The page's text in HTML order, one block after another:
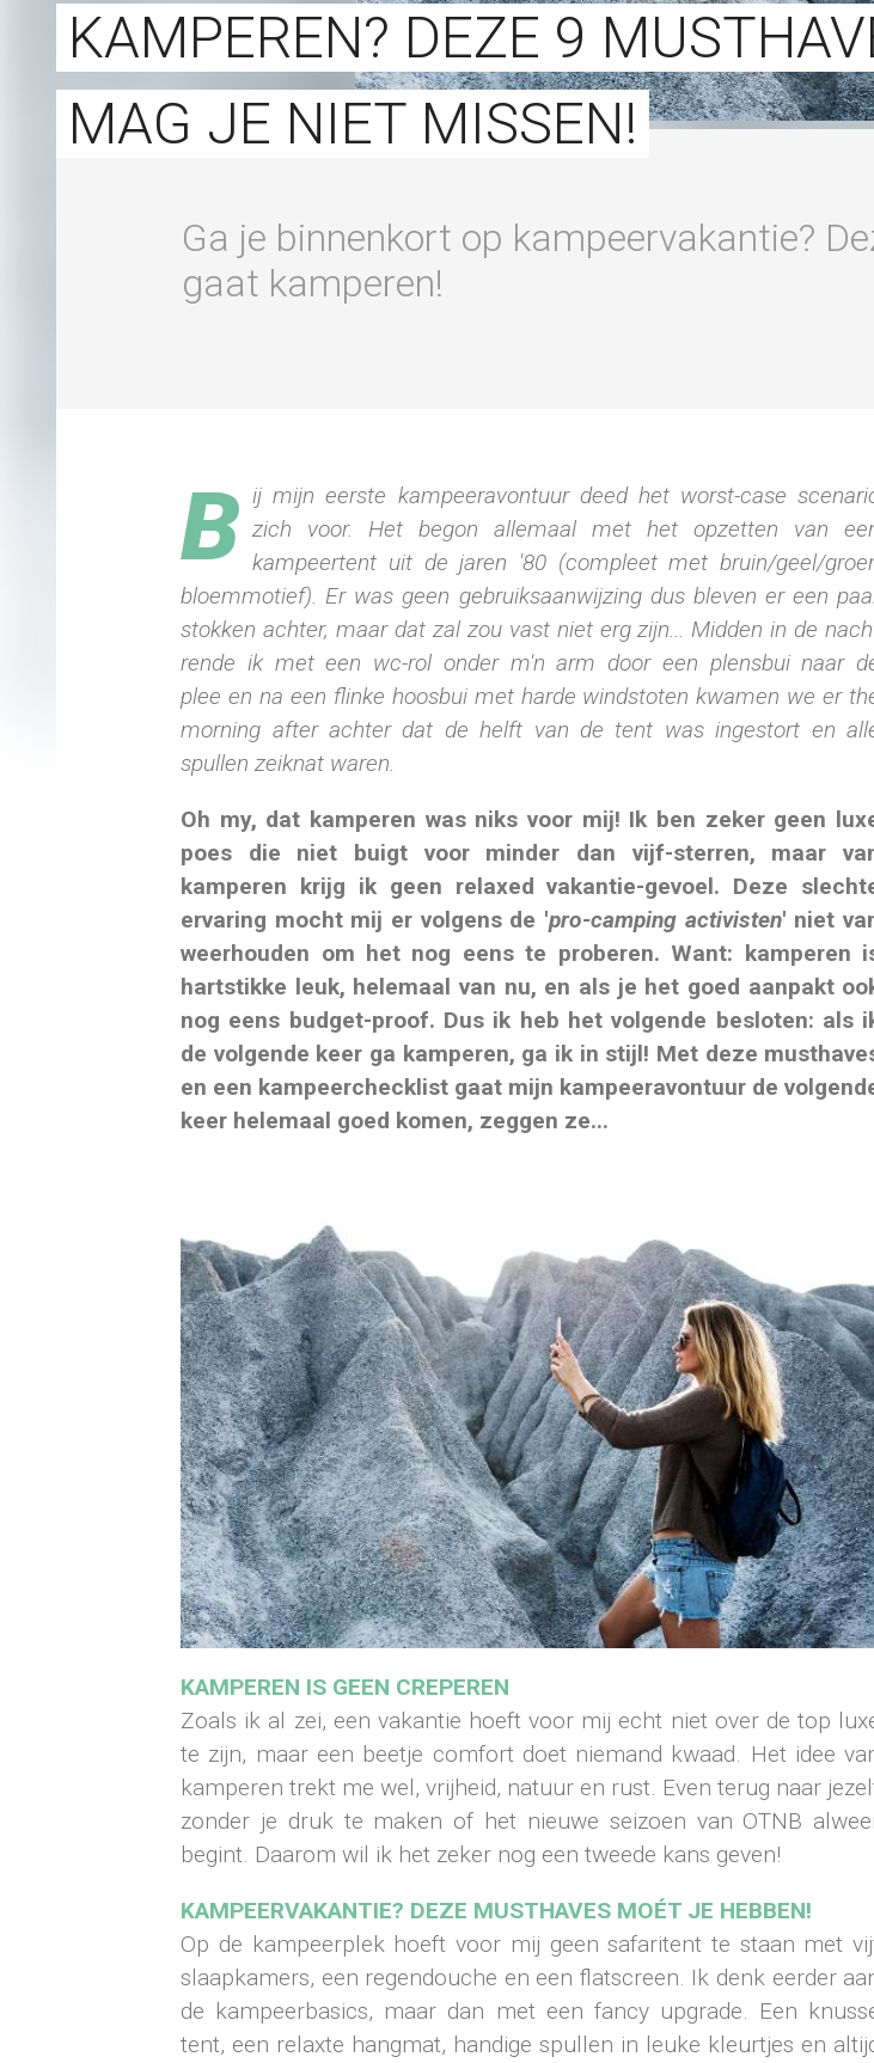
KAMPEREN? DEZE 9
MAG JE NIET MISSEN!
Ga je binnenkort op kampeervakantie?
gaat kamperen!
B ij mijn eerste kampeeravontuur deed het worst-case
zich voor. Het begon allemaal met het opzetten van
kampeertent uit de jaren '80 (compleet met bruin/geel/
bloemmotief). Er was geen gebruiksaanwijzing dus bleven er een
stokken achter, maar dat zal zou vast niet erg zijn... Midden in de
rende ik met een wc-rol onder m'n arm door een plensbui naar
plee en na een flinke hoosbui met harde windstoten kwamen we er
morning after achter dat de helft van de tent was ingestort en
spullen zeiknat waren.
Oh my, dat kamperen was niks voor mij! Ik ben zeker geen
poes die niet buigt voor minder dan vijf-sterren, maar
kamperen krijg ik geen relaxed vakantie-gevoel. Deze
ervaring mocht mij er volgens de 'pro-camping activisten' niet
weerhouden om het nog eens te proberen. Want: kamperen
hartstikke leuk, helemaal van nu, en als je het goed aanpakt
nog eens budget-proof. Dus ik heb het volgende besloten: als
de volgende keer ga kamperen, ga ik in stijl! Met deze
en een kampeerchecklist gaat mijn kampeeravontuur de
keer helemaal goed komen, zeggen ze...
KAMPEREN IS GEEN CREPEREN
Zoals ik al zei, een vakantie hoeft voor mij echt niet over de top
te zijn, maar een beetje comfort doet niemand kwaad. Het idee
kamperen trekt me wel, vrijheid, natuur en rust. Even terug naar
zonder je druk te maken of het nieuwe seizoen van OTNB
begint. Daarom wil ik het zeker nog een tweede kans geven!
KAMPEERVAKANTIE? DEZE MUSTHAVES MOÉT JE HEBBEN!
Op de kampeerplek hoeft voor mij geen safaritent te staan met
slaapkamers, een regendouche en een flatscreen. Ik denk eerder
de kampeerbasics, maar dan met een fancy upgrade. Een
tent, een relaxte hangmat, handige spullen in leuke kleurtjes en